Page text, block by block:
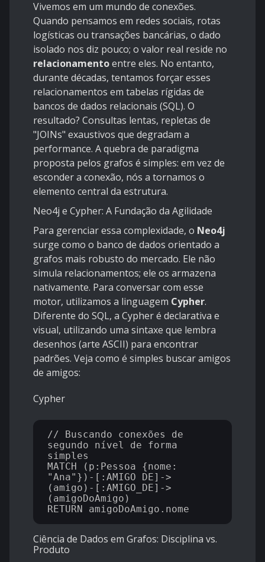
Vivemos em um mundo de conexões.
Quando pensamos em redes sociais, rotas
logísticas ou transações bancárias, o dado
isolado nos diz pouco; o valor real reside no
relacionamentoentre eles. No entanto,
durante décadas, tentamos forçar esses
relacionamentos em tabelas rígidas de
bancos de dados relacionais (SQL). O
resultado? Consultas lentas, repletas de
"JOINs" exaustivos que degradam a
performance. A quebra de paradigma
proposta pelos grafos é simples: em vez de
esconder a conexão, nós a tornamos o
elemento central da estrutura.
Neo4j e Cypher: A Fundação da Agilidade
Para gerenciar essa complexidade, o Neo4j
surge como o banco de dados orientado a
grafos mais robusto do mercado. Ele não
simula relacionamentos; ele os armazena
nativamente. Para conversar com esse
motor, utilizamos a linguagem Cypher.
Diferente do SQL, a Cypher é declarativa e
visual, utilizando uma sintaxe que lembra
desenhos (arte ASCII) para encontrar
padrões. Veja como é simples buscar amigos
de amigos:
Cypher
// Buscando conexões de
segundo nível de forma
simples
MATCH (p:Pessoa {nome:
"Ana"})-[:AMIGO_DE]->
(amigo)-[:AMIGO_DE]->
(amigoDoAmigo)
Ciência de Dados em Grafos: Disciplina vs.
Produto